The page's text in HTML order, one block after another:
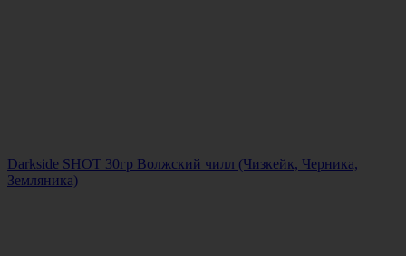
Darkside SHOT 30гр Волжский чилл (Чизкейк, Черника,
Земляника)